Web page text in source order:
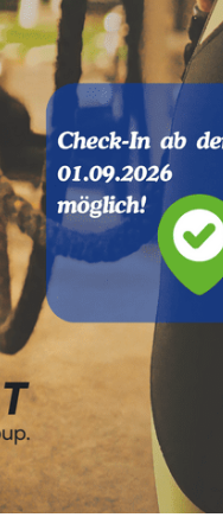
2026
Do
29 30
5 6
12 13